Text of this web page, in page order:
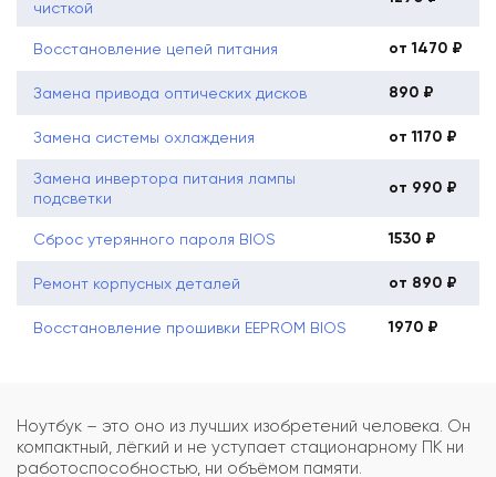
чисткой
Восстановление цепей питания от 1470 ₽
Замена привода оптических дисков 890 ₽
Замена системы охлаждения от 1170 ₽
Замена инвертора питания лампы
подсветки
от 990 ₽
Сброс утерянного пароля BIOS 1530 ₽
Ремонт корпусных деталей от 890 ₽
Восстановление прошивки EEPROM BIOS 1970 ₽
Ноутбук – это оно из лучших изобретений человека. Он
компактный, лёгкий и не уступает стационарному ПК ни
работоспособностью, ни объёмом памяти.